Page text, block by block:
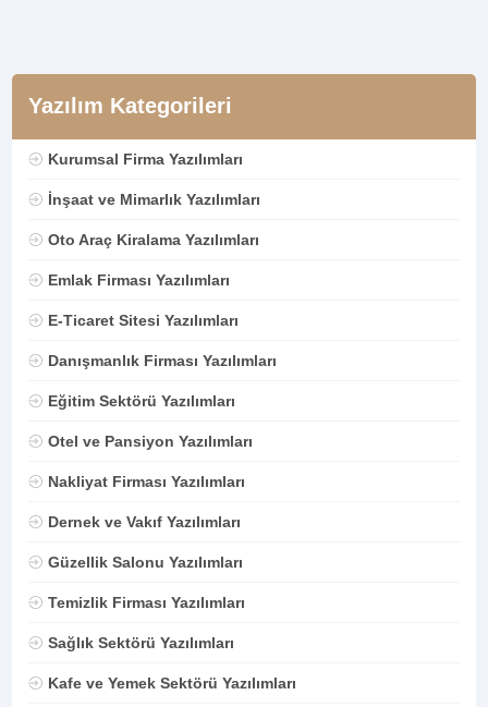
Yazılım Kategorileri
Kurumsal Firma Yazılımları
İnşaat ve Mimarlık Yazılımları
Oto Araç Kiralama Yazılımları
Emlak Firması Yazılımları
E-Ticaret Sitesi Yazılımları
Danışmanlık Firması Yazılımları
Eğitim Sektörü Yazılımları
Otel ve Pansiyon Yazılımları
Nakliyat Firması Yazılımları
Dernek ve Vakıf Yazılımları
Güzellik Salonu Yazılımları
Temizlik Firması Yazılımları
Sağlık Sektörü Yazılımları
Kafe ve Yemek Sektörü Yazılımları